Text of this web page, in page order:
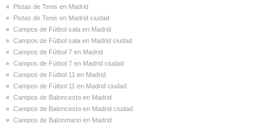
Pistas de Tenis en Madrid
Pistas de Tenis en Madrid ciudad
Campos de Fútbol sala en Madrid
Campos de Fútbol sala en Madrid ciudad
Campos de Fútbol 7 en Madrid
Campos de Fútbol 7 en Madrid ciudad
Campos de Fútbol 11 en Madrid
Campos de Fútbol 11 en Madrid ciudad
Campos de Baloncesto en Madrid
Campos de Baloncesto en Madrid ciudad
Campos de Balonmano en Madrid